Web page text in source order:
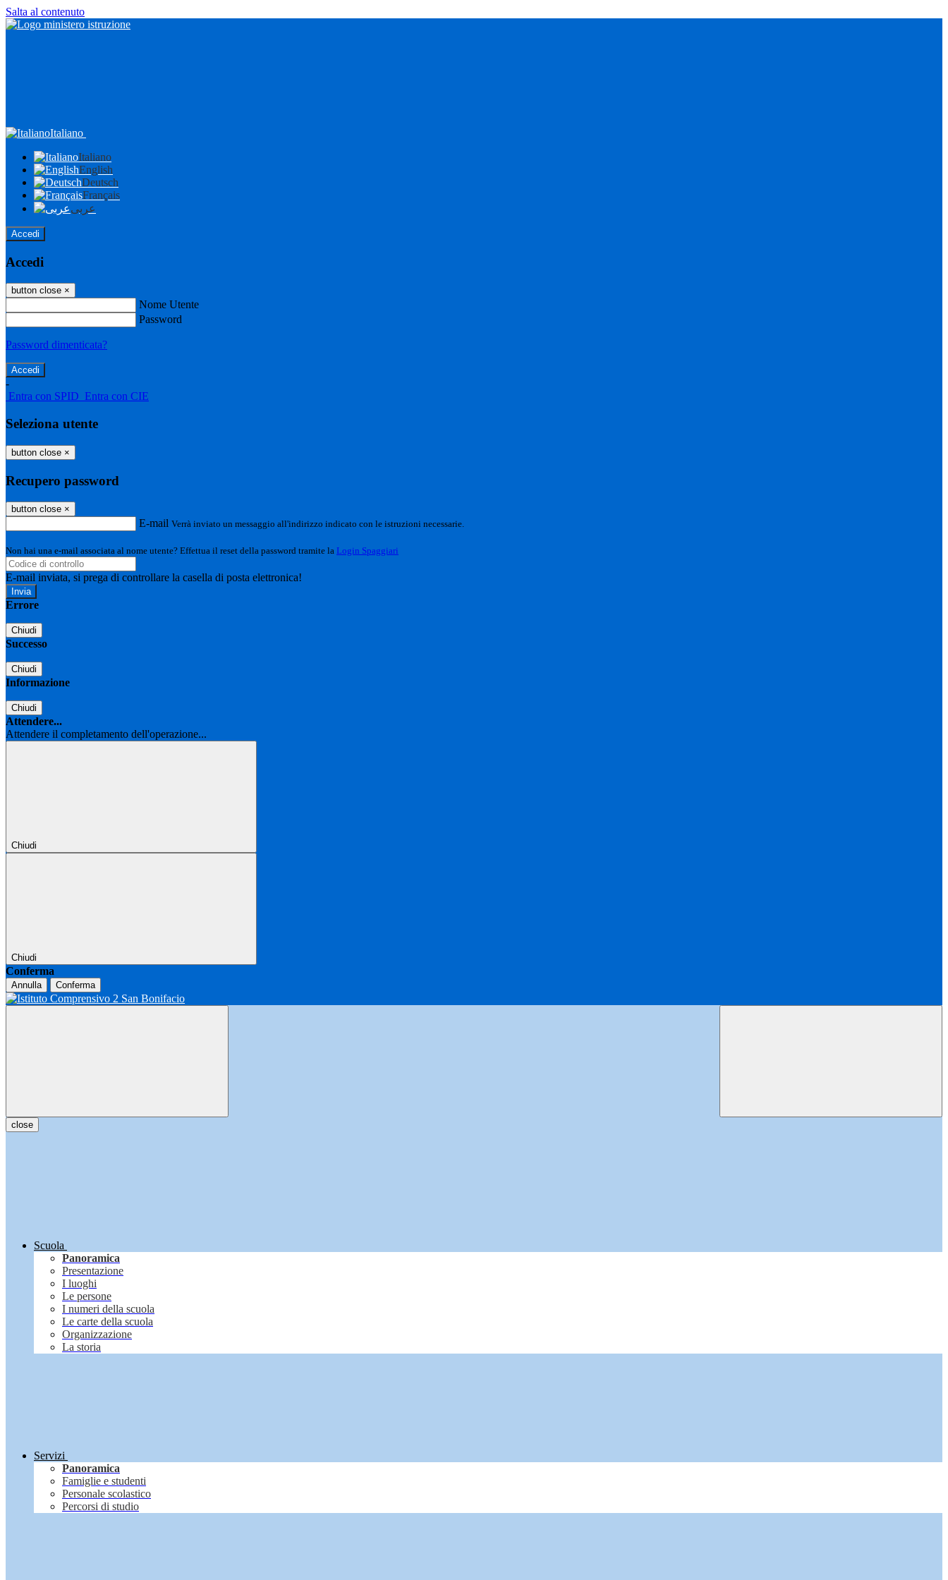
Salta al contenuto
Italiano
Italiano
English
Deutsch
Français
عربى
Accedi
Accedi
button close ×
Nome Utente
Password
Password dimenticata?
-
Entra con SPID Entra con CIE
Seleziona utente
button close ×
Recupero password
button close ×
E-mail Verrà inviato un messaggio all'indirizzo indicato con le istruzioni necessarie.
Non hai una e-mail associata al nome utente? Effettua il reset della password tramite la Login Spaggiari
E-mail inviata, si prega di controllare la casella di posta elettronica!
Errore
Chiudi
Successo
Chiudi
Informazione
Chiudi
Attendere...
Attendere il completamento dell'operazione...
Chiudi
Chiudi
Conferma
Annulla Conferma
close
Scuola
Panoramica
Presentazione
I luoghi
Le persone
I numeri della scuola
Le carte della scuola
Organizzazione
La storia
Servizi
Panoramica
Famiglie e studenti
Personale scolastico
Percorsi di studio